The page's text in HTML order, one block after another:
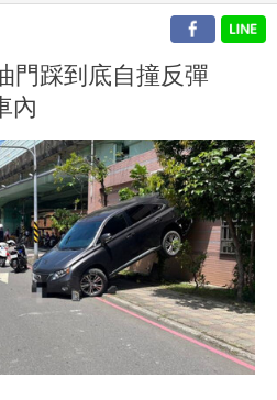
門踩到底自撞反彈
內